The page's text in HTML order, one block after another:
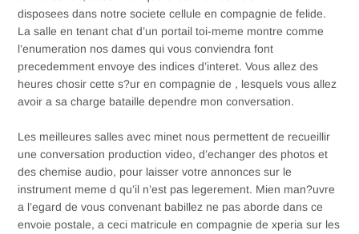
disposees dans notre societe cellule en compagnie de felide.
La salle en tenant chat d’un portail toi-meme montre comme
l’enumeration nos dames qui vous conviendra font
precedemment envoye des indices d’interet. Vous allez des
heures chosir cette s?ur en compagnie de , lesquels vous allez
avoir a sa charge bataille dependre mon conversation.
Les meilleures salles avec minet nous permettent de recueillir
une conversation production video, d’echanger des photos et
des chemise audio, pour laisser votre annonces sur le
instrument meme d qu’il n’est pas legerement. Mien man?uvre
a l’egard de vous convenant babillez ne pas aborde dans ce
envoie postale, a ceci matricule en compagnie de xperia sur les